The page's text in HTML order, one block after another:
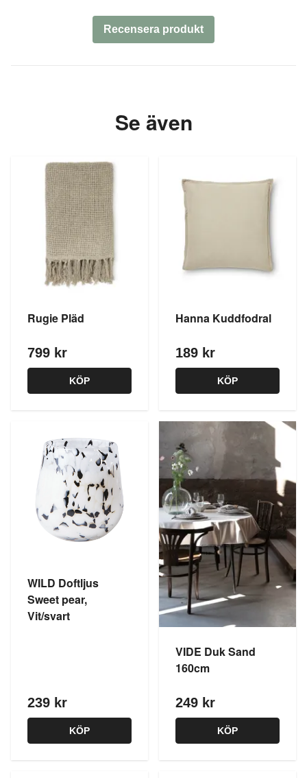
Recensera produkt
Se även
Rugie Pläd
799 kr
KÖP
Hanna Kuddfodral
189 kr
KÖP
WILD Doftljus
Sweet pear,
Vit/svart
239 kr
KÖP
VIDE Duk Sand
160cm
249 kr
KÖP